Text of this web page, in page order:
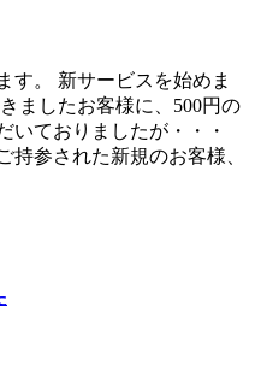
す。 新サービスを始めま
ましたお客様に、500円の
いておりましたが・・・
持参された新規のお客様、